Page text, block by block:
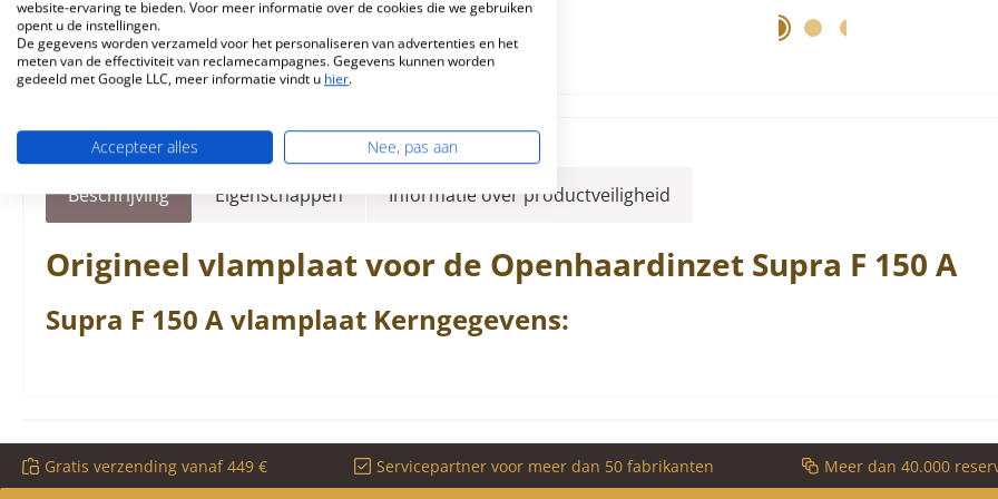
Beschrijving Eigenschappen Informatie over productveiligheid
Origineel vlamplaatvoor de Openhaardinzet Supra F 150 A
Supra F 150 Avlamplaat Kerngegevens:
Gratis verzending vanaf 449 € Servicepartner voor meer dan 50 fabrikanten Meer dan 40.000
website-ervaring te bieden. Voor meer informatie over de cookies die we gebruiken
opent u de instellingen.
De gegevens worden verzameld voor het personaliseren van advertenties en het
meten van de effectiviteit van reclamecampagnes. Gegevens kunnen worden
gedeeld met Google LLC, meer informatie vindt u hier.
Accepteer alles Nee, pas aan